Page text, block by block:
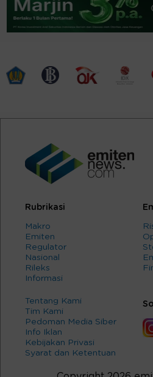
Rubrikasi
Makro
Emiten
Regulator
Nasional
Rileks
Informasi
Tentang Kami
Tim Kami
Pedoman Media Siber
Info Iklan
Kebijakan Privasi
Syarat dan Ketentuan